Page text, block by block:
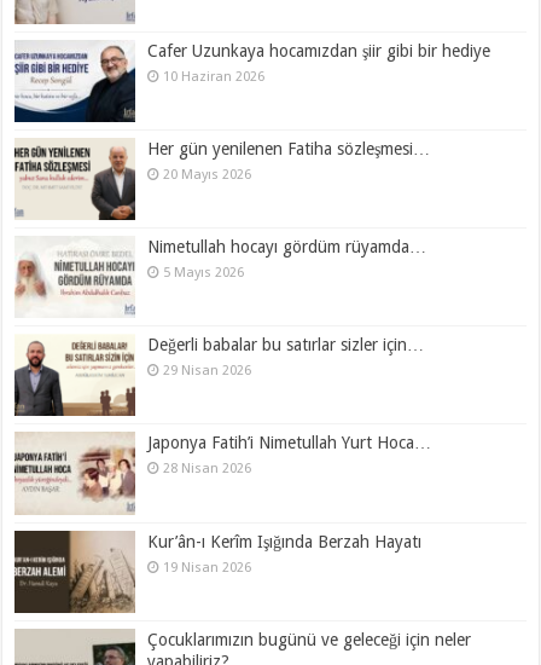
Cafer Uzunkaya hocamızdan şiir gibi bir hediye
10 Haziran 2026
Her gün yenilenen Fatiha sözleşmesi…
20 Mayıs 2026
Nimetullah hocayı gördüm rüyamda…
5 Mayıs 2026
Değerli babalar bu satırlar sizler için…
29 Nisan 2026
Japonya Fatih’i Nimetullah Yurt Hoca…
28 Nisan 2026
Kur’ân-ı Kerîm Işığında Berzah Hayatı
19 Nisan 2026
Çocuklarımızın bugünü ve geleceği için neler
yapabiliriz?